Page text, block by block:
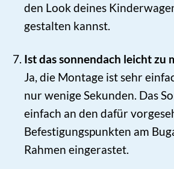
den Look deines
gestalten kannst.
Ist das sonnendach leicht zu
Ja, die Montage ist sehr
nur wenige Sekunden. Das
einfach an den dafür
Befestigungspunkten am
Rahmen eingerastet.